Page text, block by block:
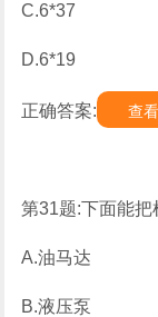
C.6*37
D.6*19
正确答案: 查
第31题:下面能把
A.油马达
B.液压泵